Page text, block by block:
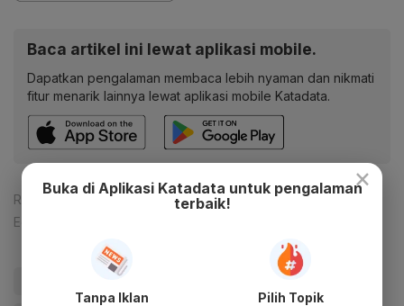
Baca artikel ini lewat aplikasi mobile.
Dapatkan pengalaman membaca lebih nyaman dan nikmati
fitur menarik lainnya lewat aplikasi mobile Katadata.
Reporter:
Rizky Alika
Editor:
#Ibu Kota #Update Me
×
Buka di Aplikasi Katadata untuk pengalaman
terbaik!
Tanpa Iklan Pilih Topik